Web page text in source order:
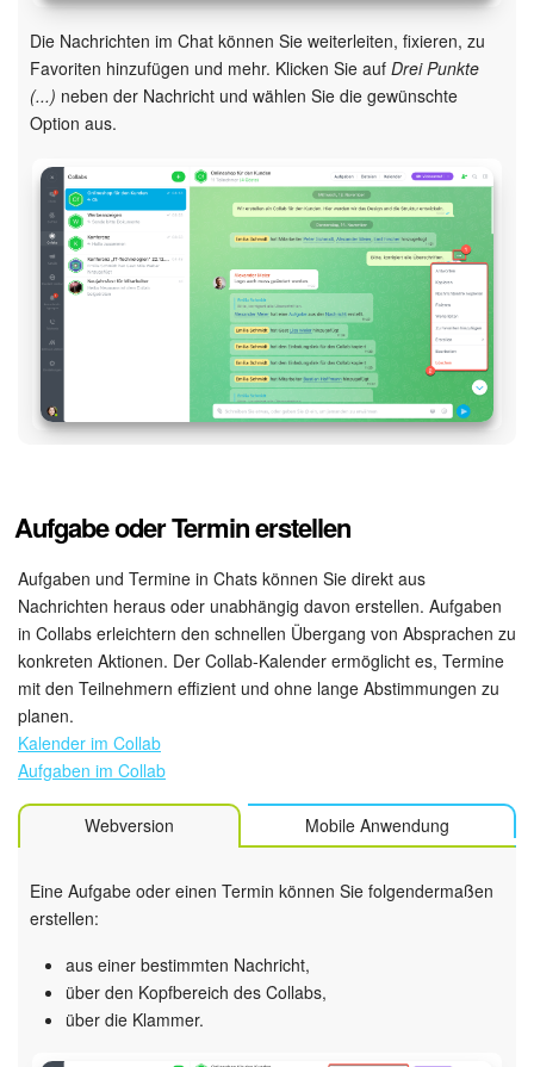
Die Nachrichten im Chat können Sie weiterleiten, fixieren, zu
Favoriten hinzufügen und mehr. Klicken Sie auf Drei Punkte
(...) neben der Nachricht und wählen Sie die gewünschte
Option aus.
Aufgabe oder Termin erstellen
Aufgaben und Termine in Chats können Sie direkt aus
Nachrichten heraus oder unabhängig davon erstellen. Aufgaben
in Collabs erleichtern den schnellen Übergang von Absprachen zu
konkreten Aktionen. Der Collab-Kalender ermöglicht es, Termine
mit den Teilnehmern effizient und ohne lange Abstimmungen zu
planen.
Kalender im Collab
Aufgaben im Collab
Webversion Mobile Anwendung
Eine Aufgabe oder einen Termin können Sie folgendermaßen
erstellen:
aus einer bestimmten Nachricht,
über den Kopfbereich des Collabs,
über die Klammer.